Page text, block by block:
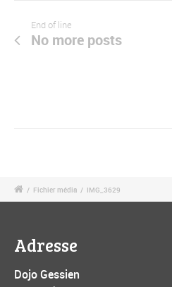
End of line
No more posts
/ Fichier média / IMG_3629
Adresse
Dojo Gessien